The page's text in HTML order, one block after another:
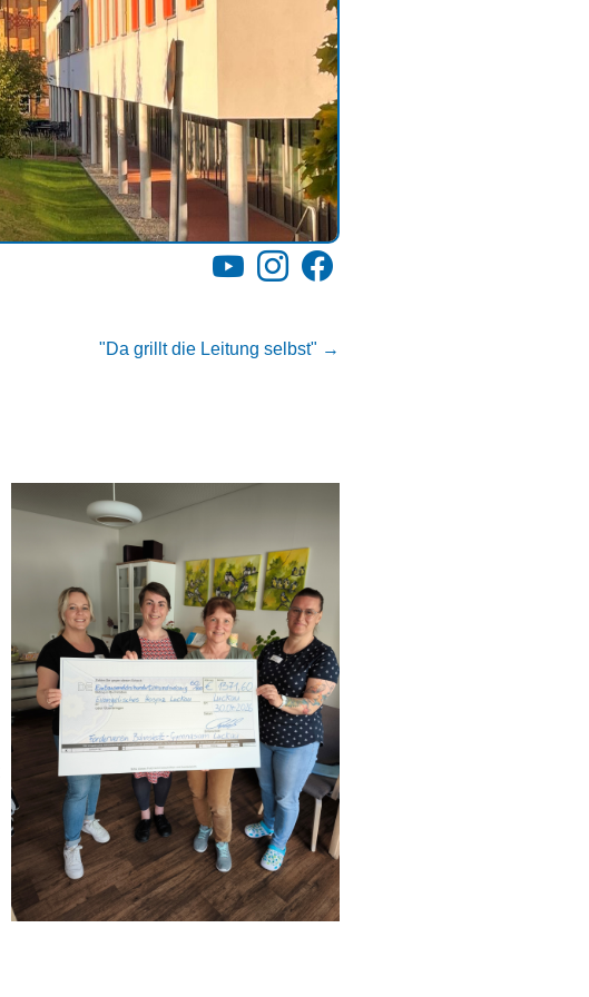
YouTubeInstagramFacebook
"Da grillt die Leitung selbst" →